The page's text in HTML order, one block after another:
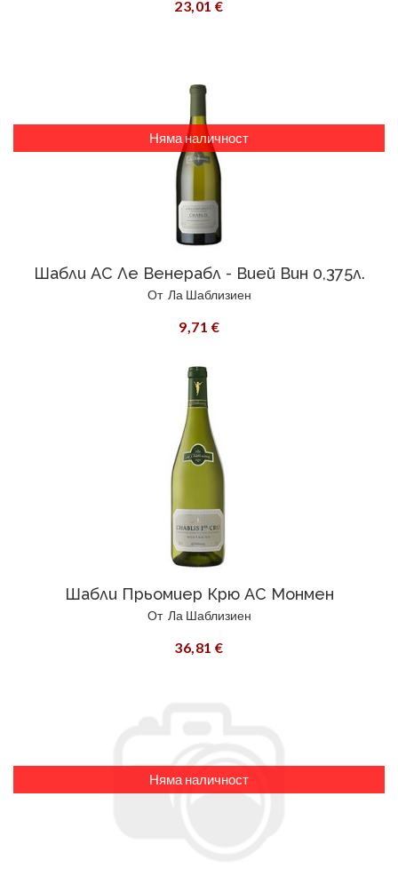
23,01 €
Шабли АС Ле Венерабл - Вией Вин 0,375л.
От Ла Шаблизиен
9,71 €
Няма наличност
Шабли Прьомиер Крю АС Монмен
От Ла Шаблизиен
36,81 €
Няма наличност